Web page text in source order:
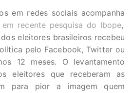
em redes sociais acompanha
recente pesquisa do Ibope,
eleitores brasileiros recebeu
pelo Facebook, Twitter ou
12 meses. O levantamento
eleitores que receberam as
para pior a imagem quem